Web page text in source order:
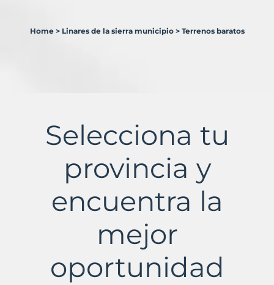
Municipio
Murbalands
Home > Linares de la sierra municipio > Terrenos baratos
Selecciona tu
provincia y
encuentra la
mejor
oportunidad